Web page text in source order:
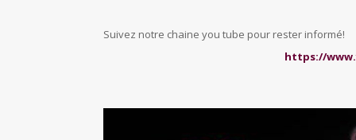
Suivez notre chaine you tube pour rester informé!
https://